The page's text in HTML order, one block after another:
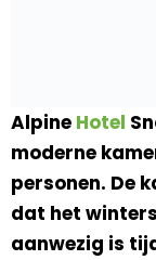
Alpine Hotel
moderne
personen. De
dat het
aanwezig is